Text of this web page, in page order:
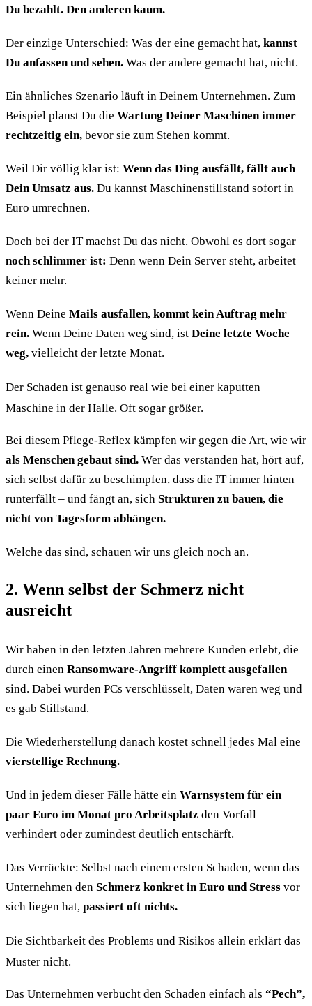
Du bezahlt. Den anderen kaum.
Der einzige Unterschied: Was der eine gemacht hat, kannst
Du anfassen und sehen. Was der andere gemacht hat, nicht.
Ein ähnliches Szenario läuft in Deinem Unternehmen. Zum
Beispiel planst Du die Wartung Deiner Maschinen immer
rechtzeitig ein, bevor sie zum Stehen kommt.
Weil Dir völlig klar ist: Wenn das Ding ausfällt, fällt auch
Dein Umsatz aus. Du kannst Maschinenstillstand sofort in
Euro umrechnen.
Doch bei der IT machst Du das nicht. Obwohl es dort sogar
noch schlimmer ist: Denn wenn Dein Server steht, arbeitet
keiner mehr.
Wenn Deine Mails ausfallen, kommt kein Auftrag mehr
rein. Wenn Deine Daten weg sind, ist Deine letzte Woche
weg, vielleicht der letzte Monat.
Der Schaden ist genauso real wie bei einer kaputten
Maschine in der Halle. Oft sogar größer.
Bei diesem Pflege-Reflex kämpfen wir gegen die Art, wie wir
als Menschen gebaut sind. Wer das verstanden hat, hört auf,
sich selbst dafür zu beschimpfen, dass die IT immer hinten
runterfällt – und fängt an, sich Strukturen zu bauen, die
nicht von Tagesform abhängen.
Welche das sind, schauen wir uns gleich noch an.
2. Wenn selbst der Schmerz nicht
ausreicht
Wir haben in den letzten Jahren mehrere Kunden erlebt, die
durch einen Ransomware-Angriff komplett ausgefallen
sind. Dabei wurden PCs verschlüsselt, Daten waren weg und
es gab Stillstand.
Die Wiederherstellung danach kostet schnell jedes Mal eine
vierstellige Rechnung.
Und in jedem dieser Fälle hätte ein Warnsystem für ein
paar Euro im Monat pro Arbeitsplatz den Vorfall
verhindert oder zumindest deutlich entschärft.
Das Verrückte: Selbst nach einem ersten Schaden, wenn das
Unternehmen den Schmerz konkret in Euro und Stress vor
sich liegen hat, passiert oft nichts.
Die Sichtbarkeit des Problems und Risikos allein erklärt das
Muster nicht.
Das Unternehmen verbucht den Schaden einfach als “Pech”,